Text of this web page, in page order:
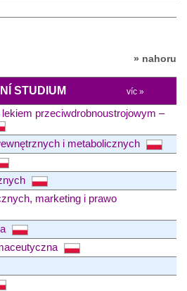
» nahoru
STUDIUM víc »
przeciwdrobnoustrojowym –
i metabolicznych
marketing i prawo